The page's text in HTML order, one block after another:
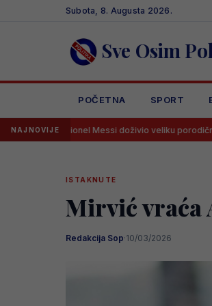
Subota, 8. Augusta 2026.
Sve Osim
POČETNA SPORT
NAJNOVIJE
Lionel Messi doživio veliku porodičnu tragediju
ISTAKNUTE
Mirvić vraća
Redakcija Sop·10/03/2026